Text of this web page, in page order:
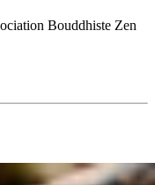
Bouddhiste Zen